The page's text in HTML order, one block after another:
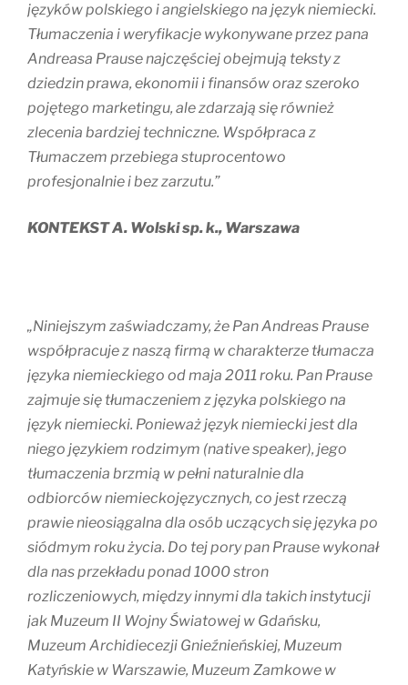
języków polskiego i angielskiego na język niemiecki.
Tłumaczenia i weryfikacje wykonywane przez pana
Andreasa Prause najczęściej obejmują teksty z
dziedzin prawa, ekonomii i finansów oraz szeroko
pojętego marketingu, ale zdarzają się również
zlecenia bardziej techniczne. Współpraca z
Tłumaczem przebiega stuprocentowo
profesjonalnie i bez zarzutu.”
KONTEKST A. Wolski sp. k., Warszawa
„Niniejszym zaświadczamy, że Pan Andreas Prause
współpracuje z naszą firmą w charakterze tłumacza
języka niemieckiego od maja 2011 roku. Pan Prause
zajmuje się tłumaczeniem z języka polskiego na
język niemiecki. Ponieważ język niemiecki jest dla
niego językiem rodzimym (native speaker), jego
tłumaczenia brzmią w pełni naturalnie dla
odbiorców niemieckojęzycznych, co jest rzeczą
prawie nieosiągalna dla osób uczących się języka po
siódmym roku życia. Do tej pory pan Prause wykonał
dla nas przekładu ponad 1000 stron
rozliczeniowych, między innymi dla takich instytucji
jak Muzeum II Wojny Światowej w Gdańsku,
Muzeum Archidiecezji Gnieźnieńskiej, Muzeum
Katyńskie w Warszawie, Muzeum Zamkowe w